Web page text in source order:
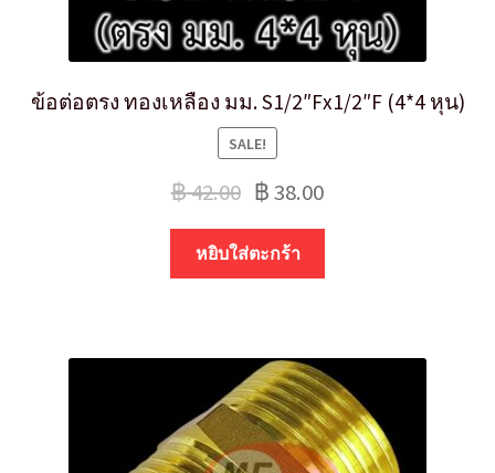
ข้อต่อตรง ทองเหลือง มม. S1/2″Fx1/2″F (4*4 หุน)
SALE!
฿42.00 ฿38.00
หยิบใส่ตะกร้า